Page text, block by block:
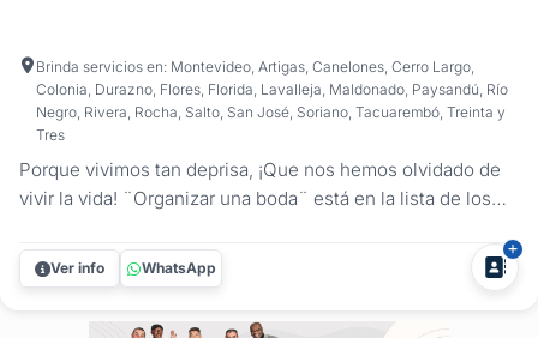
Brinda servicios en: Montevideo, Artigas, Canelones, Cerro Largo,
Colonia, Durazno, Flores, Florida, Lavalleja, Maldonado, Paysandú, Río
Negro, Rivera, Rocha, Salto, San José, Soriano, Tacuarembó, Treinta y
Tres
Porque vivimos tan deprisa, ¡Que nos hemos olvidado de
vivir la vida! ¨Organizar una boda¨ está en la lista de los
eso Lily Gomes trabaja arduamente en hacer de este
proceso lo más divertido y agradable posible! Si no sabes
Ver info WhatsApp